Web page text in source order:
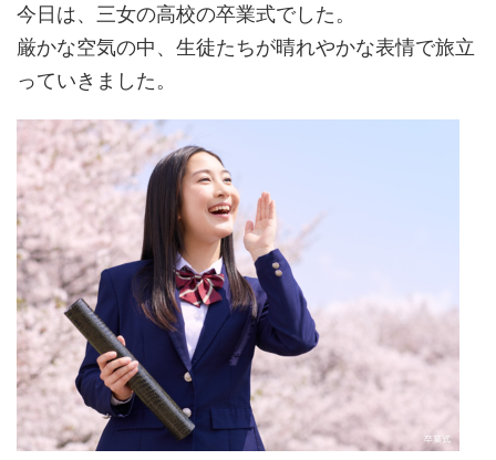
今日は、三女の高校の卒業式でした。
厳かな空気の中、生徒たちが晴れやかな表情で旅立
っていきました。